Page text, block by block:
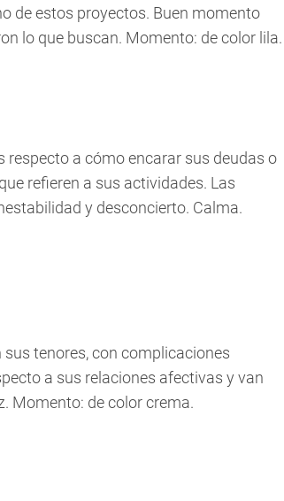
de estos proyectos. Buen momento
lo que buscan. Momento: de color lila.
a cómo encarar sus deudas o
refieren a sus actividades. Las
y desconcierto. Calma.
tenores, con complicaciones
a sus relaciones afectivas y van
Momento: de color crema.